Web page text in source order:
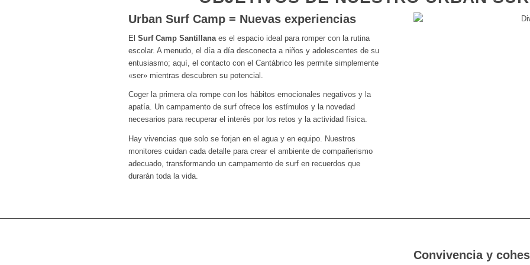
Urban Surf Camp = Nuevas experiencias
El Surf Camp Santillanaes el espacio ideal para romper con la rutina
escolar. A menudo, el día a día desconecta a niños y adolescentes de su
entusiasmo; aquí, el contacto con el Cantábrico les permite simplemente
«ser» mientras descubren su potencial.
Coger la primera ola rompe con los hábitos emocionales negativos y la
apatía. Un campamento de surf ofrece los estímulos y la novedad
necesarios para recuperar el interés por los retos y la actividad física.
Hay vivencias que solo se forjan en el agua y en equipo. Nuestros
monitores cuidan cada detalle para crear el ambiente de compañerismo
adecuado, transformando un campamento de surf en recuerdos que
durarán toda la vida.
Convivencia y